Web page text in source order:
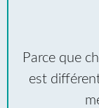
Parce que
est